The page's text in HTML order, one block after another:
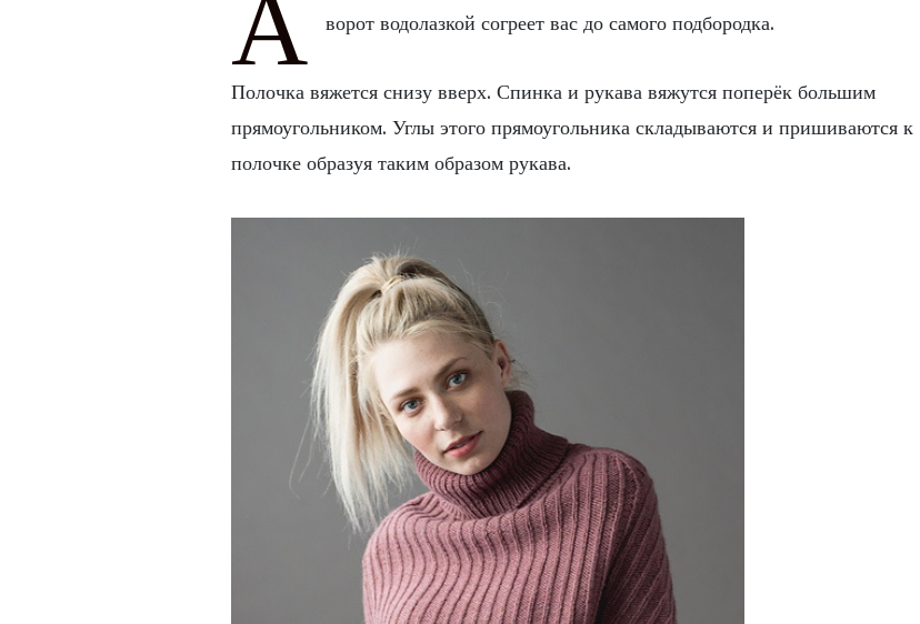
А
ворот водолазкой согреет вас до самого подбородка.
Полочка вяжется снизу вверх. Спинка и рукава вяжутся поперёк большим
прямоугольником. Углы этого прямоугольника складываются и пришиваются к
полочке образуя таким образом рукава.